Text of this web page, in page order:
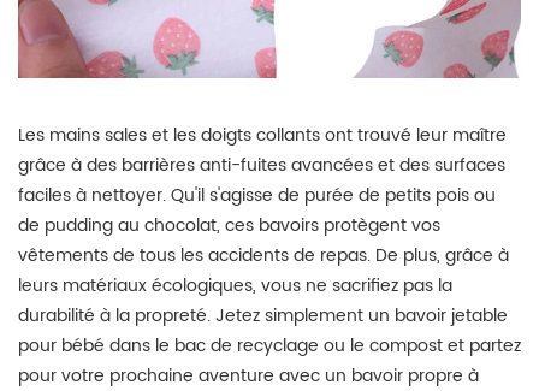
Les mains sales et les doigts collants ont trouvé leur maître
grâce à des barrières anti-fuites avancées et des surfaces
faciles à nettoyer. Qu'il s'agisse de purée de petits pois ou
de pudding au chocolat, ces bavoirs protègent vos
vêtements de tous les accidents de repas. De plus, grâce à
leurs matériaux écologiques, vous ne sacrifiez pas la
durabilité à la propreté. Jetez simplement un bavoir jetable
pour bébé dans le bac de recyclage ou le compost et partez
pour votre prochaine aventure avec un bavoir propre à